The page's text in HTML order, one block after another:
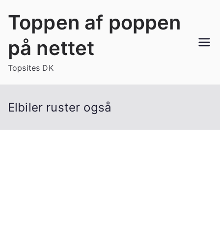
Toppen af poppen
på nettet
Topsites DK
Elbiler ruster også